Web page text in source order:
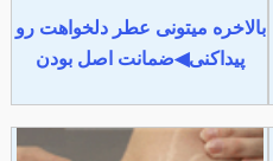
بالاخره میتونی عطر دلخواهت رو
پیداکنی◀ضمانت اصل بودن